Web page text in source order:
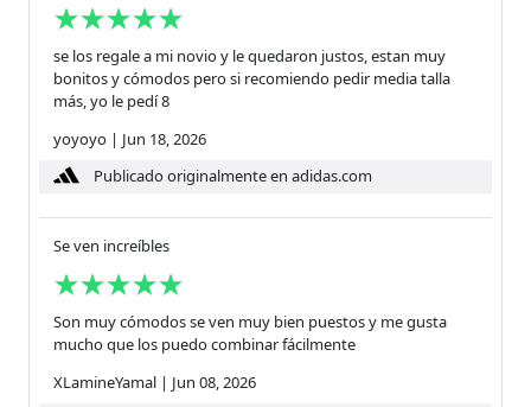
se los regale a mi novio y le quedaron justos, estan muy
bonitos y cómodos pero si recomiendo pedir media talla
más, yo le pedí 8
yoyoyo | Jun 18, 2026
Publicado originalmente en adidas.com
Se ven increíbles
Son muy cómodos se ven muy bien puestos y me gusta
mucho que los puedo combinar fácilmente
XLamineYamal | Jun 08, 2026